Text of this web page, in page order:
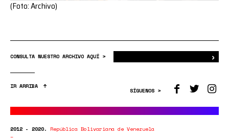
(Foto: Archivo)
CONSULTA NUESTRO ARCHIVO AQUÍ > ›
IR ARRIBA
SÍGUENOS >
2012 - 2020. República Bolivariana de Venezuela